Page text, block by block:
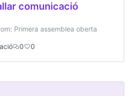
comunicació
Primera assemblea oberta
0 0